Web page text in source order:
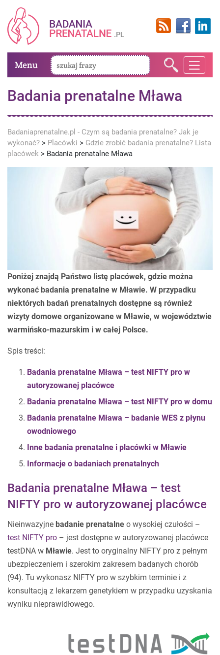
Menu
Badania prenatalne Mława
Badaniaprenatalne.pl - Czym są badania prenatalne? Jak je
wykonać? > Placówki > Gdzie zrobić badania prenatalne? Lista
placówek > Badania prenatalne Mława
Poniżej znajdą Państwo listę placówek, gdzie można
wykonać badania prenatalne w Mławie. W przypadku
niektórych badań prenatalnych dostępne są również
wizyty domowe organizowane w Mławie, w województwie
warmińsko-mazurskim i w całej Polsce.
Spis treści:
Badania prenatalne Mława – test NIFTY pro w
autoryzowanej placówce
Badania prenatalne Mława – test NIFTY pro w domu
Badania prenatalne Mława – badanie WES z płynu
owodniowego
Inne badania prenatalne i placówki w Mławie
Informacje o badaniach prenatalnych
Badania prenatalne Mława – test
NIFTY pro w autoryzowanej placówce
Nieinwazyjne badanie prenatalne o wysokiej czułości –
test NIFTY pro – jest dostępne w autoryzowanej placówce
testDNA w Mławie. Jest to oryginalny NIFTY pro z pełnym
ubezpieczeniem i szerokim zakresem badanych chorób
(94). Tu wykonasz NIFTY pro w szybkim terminie i z
konsultacją z lekarzem genetykiem w przypadku uzyskania
wyniku nieprawidłowego.